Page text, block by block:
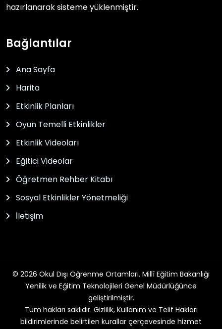
hazırlanarak sisteme yüklenmiştir.
Bağlantılar
Ana Sayfa
Harita
Etkinlik Planları
Oyun Temelli Etkinlikler
Etkinlik Videoları
Eğitici Videolar
Öğretmen Rehber Kitabı
Sosyal Etkinlikler Yönetmeliği
İletişim
© 2026 Okul Dışı Öğrenme Ortamları. Millî Eğitim Bakanlığı
Yenilik ve Eğitim Teknolojileri Genel Müdürlüğünce
geliştirilmiştir.
Tüm hakları saklıdır. Gizlilik, Kullanım ve Telif Hakları
bildirimlerinde belirtilen kurallar çerçevesinde hizmet